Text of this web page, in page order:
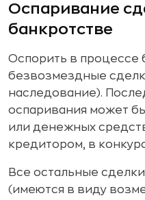
Оспаривание
банкротстве
Оспорить в процессе
безвозмездные
наследование).
оспаривания может
или денежных
кредитором, в
Все остальные
(имеются в виду